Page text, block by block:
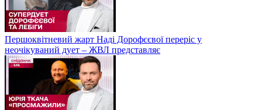
Першоквітневий жарт Наді Дорофєєвої переріс у
неочікуваний дует – ЖВЛ представляє